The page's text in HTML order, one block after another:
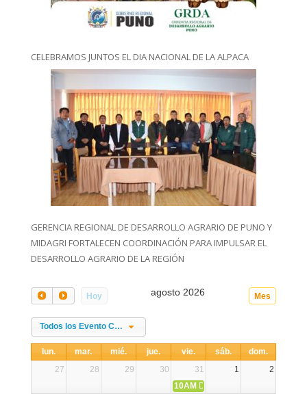
CELEBRAMOS JUNTOS EL DIA NACIONAL DE LA ALPACA
GERENCIA REGIONAL DE DESARROLLO AGRARIO DE PUNO Y
MIDAGRI FORTALECEN COORDINACIÓN PARA IMPULSAR EL
DESARROLLO AGRARIO DE LA REGIÓN
Hoy Mes
agosto 2026
Todos los Evento Categories
lun. mar. mié. jue. vie. sáb.
dom.
27
28 29 30 31 1
2
10AM DIA NACIONAL DE LA